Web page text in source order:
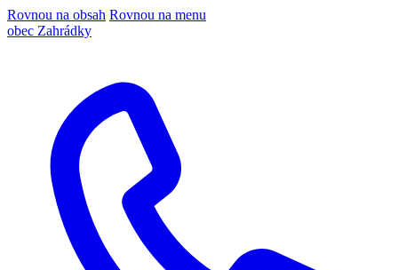
Rovnou na obsah Rovnou na menu
obec Zahrádky